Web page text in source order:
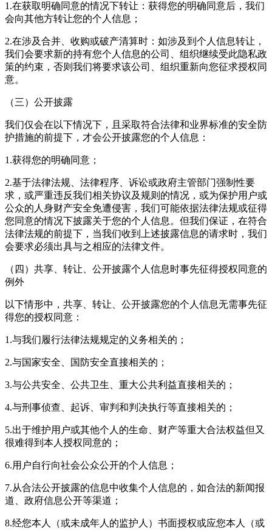
1.在获取明确同意的情况下转让：获得您的明确同意后，我们
会向其他方转让您的个人信息；
2.在涉及合并、收购或破产清算时：如涉及到个人信息转让，
我们会要求新的持有您个人信息的公司、组织继续受此隐私政
策的约束，否则我们将要求该公司、组织重新向您征求授权同
意。
（三）公开披露
我们仅会在以下情况下，且采取符合法律和业界标准的安全防
护措施的前提下，才会公开披露您的个人信息：
1.获得您的明确同意；
2.基于法律法规、法律程序、诉讼或政府主管部门强制性要
求，或严重违反我们相关协议及规则的情况，或为保护用户或
公众的人身财产安全免遭侵害，我们可能依据法律法规或征得
您同意的情况下披露关于您的个人信息。但我们保证，在符合
法律法规的前提下，当我们收到上述披露信息的请求时，我们
会要求必须出具与之相应的法律文件。
（四）共享、转让、公开披露个人信息时事先征得授权同意的
例外
以下情形中，共享、转让、公开披露您的个人信息无需事先征
得您的授权同意：
1.与我们履行法律法规规定的义务相关的；
2.与国家安全、国防安全直接相关的；
3.与公共安全、公共卫生、重大公共利益直接相关的；
4.与刑事侦查、起诉、审判和判决执行等直接相关的；
5.出于维护用户或其他个人的生命、财产等重大合法权益但又
很难得到本人授权同意的；
6.用户自行向社会公众公开的个人信息；
7.从合法公开披露的信息中收集个人信息的，如合法的新闻报
道、政府信息公开等渠道；
8.经您本人（或未成年人的监护人）书面授权或应您本人（或